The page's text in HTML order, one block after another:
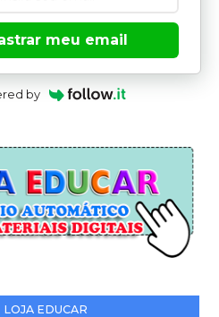
meu email
by
LOJA EDUCAR